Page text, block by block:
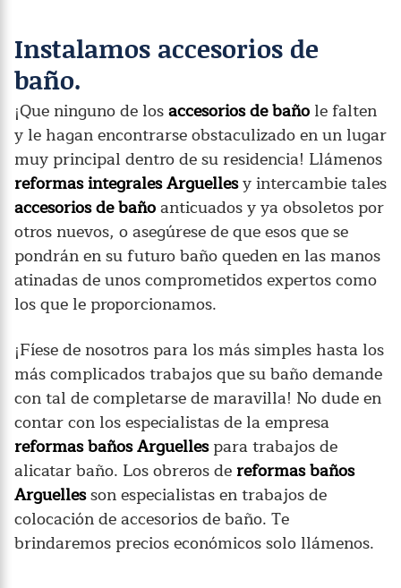
Instalamos accesorios de
baño.
¡Que ninguno de losaccesorios de baño le falten
y le hagan encontrarse obstaculizado en un lugar
muy principal dentro de su residencia! Llámenos
reformas integrales Arguellesy intercambie tales
accesorios de bañoanticuados y ya obsoletos por
otros nuevos, o asegúrese de que esos que se
pondrán en su futuro baño queden en las manos
atinadas de unos comprometidos expertos como
los que le proporcionamos.
¡Fíese de nosotros para los más simples hasta los
más complicados trabajos que su baño demande
con tal de completarse de maravilla! No dude en
contar con los especialistas de la empresa
reformas baños Arguellespara trabajos de
alicatar baño. Los obreros dereformas baños
Arguellesson especialistas en trabajos de
colocación de accesorios de baño. Te
brindaremos precios económicos solo llámenos.